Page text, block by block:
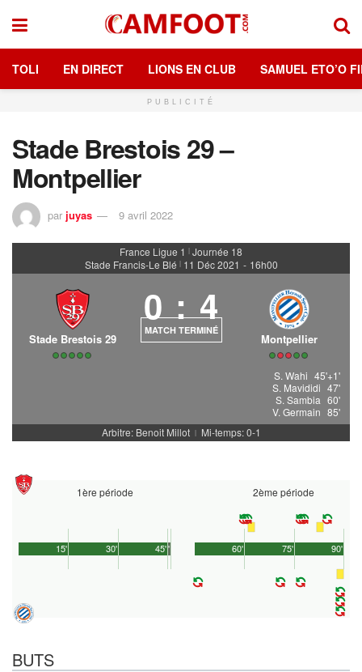
TOLI EN DIRECT LIONS EN CLUB SAMUEL ETO’O
PUBLICITÉ
Stade Brestois 29 –
Montpellier
par juyas 9 avril 2022
France Ligue 1 | Journée 18
Stade Francis-Le Blé | 11 Déc 2021 - 16h00
Stade Brestois 29
0 : 4
MATCH TERMINÉ
Montpellier
S. Wahi 45'+1'
S. Mavididi 47'
S. Sambia 60'
V. Germain 85'
Arbitre: Benoit Millot | Mi-temps: 0-1
1ère période
45'
15' 30' 1'
2ème période
90'
60' 75'
BUTS